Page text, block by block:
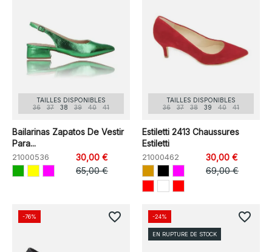
TAILLES DISPONIBLES
36
37 38 39 40 41
Bailarinas Zapatos De Vestir
Para...
21000536
30,00 €
65,00 €
TAILLES DISPONIBLES
36
37 38 39 40 41
Estiletti 2413 Chaussures
Estiletti
21000462
30,00 €
69,00 €
-76% favorite_border -24%
EN RUPTURE DE STOCK
favorite_border